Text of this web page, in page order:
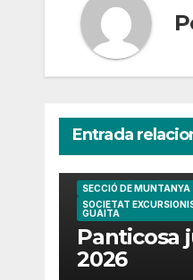
Entrada
SECCIÓ DE MUNTANYA
SOCIETAT
GUAITA
Panticosa
2026